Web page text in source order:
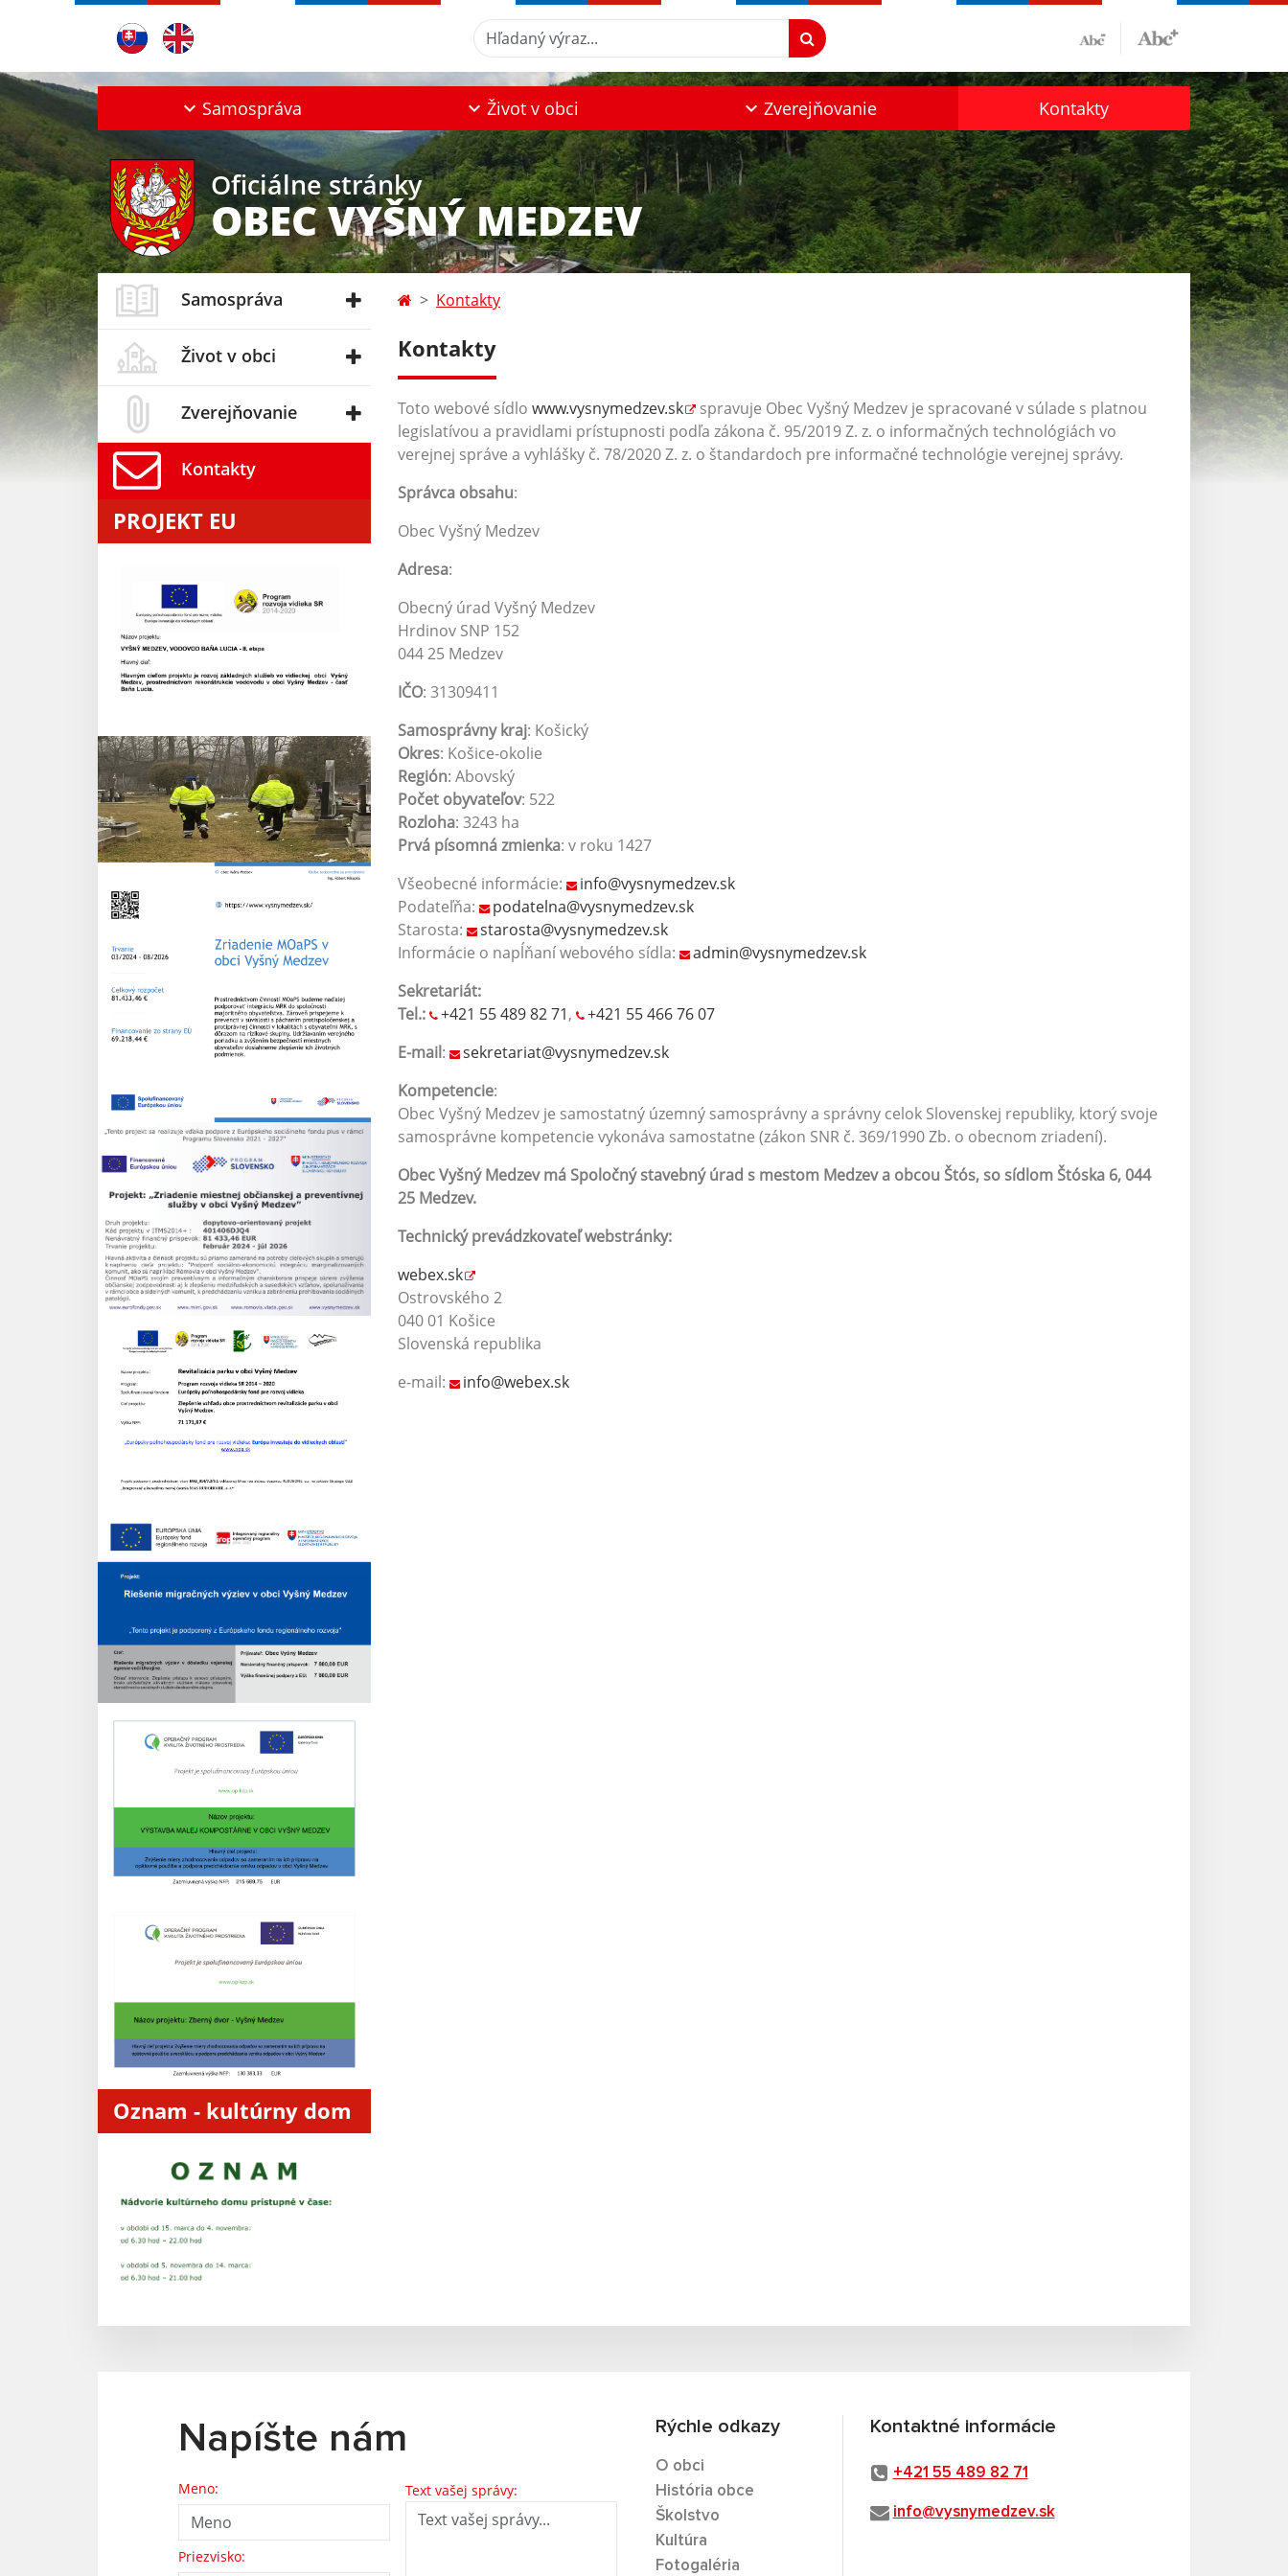
Hľadaný výraz...
Samospráva Život v obci Zverejňovanie Kontakty
Oficiálne stránky
OBEC VYŠNÝ MEDZEV
Samospráva
Život v obci
Zverejňovanie
Kontakty
PROJEKT EU
Oznam - kultúrny dom
Kontakty
Kontakty
Toto webové sídlo www.vysnymedzev.sk spravuje Obec Vyšný Medzev je spracované v súlade s platnou
legislatívou a pravidlami prístupnosti podľa zákona č. 95/2019 Z. z. o informačných technológiách vo
verejnej správe a vyhlášky č. 78/2020 Z. z. o štandardoch pre informačné technológie verejnej správy.
Správca obsahu:
Obec Vyšný Medzev
Adresa:
Obecný úrad Vyšný Medzev
Hrdinov SNP 152
044 25 Medzev
IČO: 31309411
Samosprávny kraj: Košický
Okres: Košice-okolie
Región: Abovský
Počet obyvateľov: 522
Rozloha: 3243 ha
Prvá písomná zmienka: v roku 1427
Všeobecné informácie:
info@vysnymedzev.sk
Podateľňa:
podatelna@vysnymedzev.sk
Starosta:
starosta@vysnymedzev.sk
Informácie o napĺňaní webového sídla:
admin@vysnymedzev.sk
Sekretariát:
Tel.:
+421 55 489 82 71,
+421 55 466 76 07
E-mail:
sekretariat@vysnymedzev.sk
Kompetencie:
Obec Vyšný Medzev je samostatný územný samosprávny a správny celok Slovenskej republiky, ktorý svoje
samosprávne kompetencie vykonáva samostatne (zákon SNR č. 369/1990 Zb. o obecnom zriadení).
Obec Vyšný Medzev má Spoločný stavebný úrad s mestom Medzev a obcou Štós, so sídlom Štóska 6, 044
25 Medzev.
Technický prevádzkovateľ webstránky:
webex.sk
Ostrovského 2
040 01 Košice
Slovenská republika
e-mail:
info@webex.sk
Napíšte nám
Meno:
Priezvisko:
Text vašej správy:
Rýchle odkazy
O obci
História obce
Školstvo
Kultúra
Fotogaléria
Kontaktné informácie
+421 55 489 82 71
info@vysnymedzev.sk